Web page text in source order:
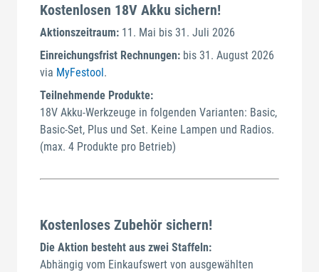
Kostenlosen 18V Akku sichern!
Aktionszeitraum: 11. Mai bis 31. Juli 2026
Einreichungsfrist Rechnungen: bis 31. August 2026
via MyFestool.
Teilnehmende Produkte:
18V Akku-Werkzeuge in folgenden Varianten: Basic,
Basic-Set, Plus und Set. Keine Lampen und Radios.
(max. 4 Produkte pro Betrieb)
Kostenloses Zubehör sichern!
Die Aktion besteht aus zwei Staffeln:
Abhängig vom Einkaufswert von ausgewählten